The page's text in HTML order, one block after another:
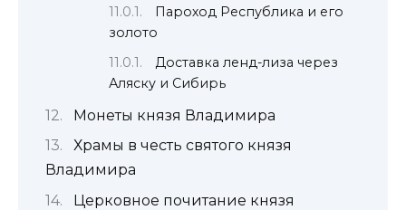
Пароход Республика и его
золото
Доставка ленд-лиза через
Аляску и Сибирь
Монеты князя Владимира
Храмы в честь святого князя
Владимира
Церковное почитание князя